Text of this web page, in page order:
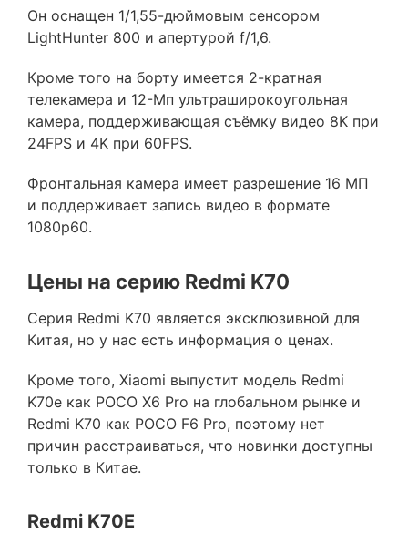
Он оснащен 1/1,55-дюймовым сенсором
LightHunter 800 и апертурой f/1,6.
Кроме того на борту имеется 2-кратная
телекамера и 12-Мп ультраширокоугольная
камера, поддерживающая съёмку видео 8K при
24FPS и 4K при 60FPS.
Фронтальная камера имеет разрешение 16 МП
и поддерживает запись видео в формате
1080p60.
Цены на серию Redmi K70
Серия Redmi K70 является эксклюзивной для
Китая, но у нас есть информация о ценах.
Кроме того, Xiaomi выпустит модель Redmi
K70e как POCO X6 Pro на глобальном рынке и
Redmi K70 как POCO F6 Pro, поэтому нет
причин расстраиваться, что новинки доступны
только в Китае.
Redmi K70E